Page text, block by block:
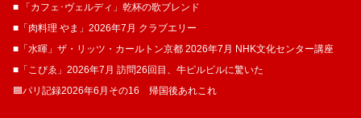
■ 「カフェ･ヴェルディ」乾杯の歌ブレンド
■「肉料理 やま」2026年7月 クラブエリー
■「水暉」ザ・リッツ・カールトン京都 2026年7月 NHK文化センター講座
■「こぴゑ」2026年7月 訪問26回目、牛ピルピルに驚いた
🟦パリ記録2026年6月その16 帰国後あれこれ